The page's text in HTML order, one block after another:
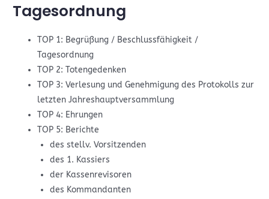
Tagesordnung
TOP 1: Begrüßung / Beschlussfähigkeit /
Tagesordnung
TOP 2: Totengedenken
TOP 3: Verlesung und Genehmigung des Protokolls zur
letzten Jahreshauptversammlung
TOP 4: Ehrungen
TOP 5: Berichte
des stellv. Vorsitzenden
des 1. Kassiers
der Kassenrevisoren
des Kommandanten